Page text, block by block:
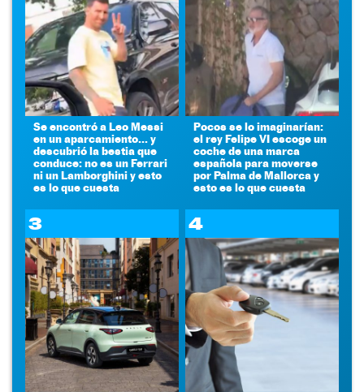
Se encontró a Leo Messi
en un aparcamiento... y
descubrió la bestia que
conduce: no es un Ferrari
ni un Lamborghini y esto
es lo que cuesta
Pocos se lo imaginarían:
el rey Felipe VI escoge un
coche de una marca
española para moverse
por Palma de Mallorca y
esto es lo que cuesta
3 4